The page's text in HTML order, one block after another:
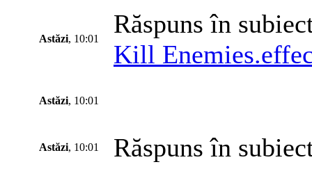
Astăzi, 10:01
Răspuns în
Kill
Astăzi, 10:01
Astăzi, 10:01 Răspuns în